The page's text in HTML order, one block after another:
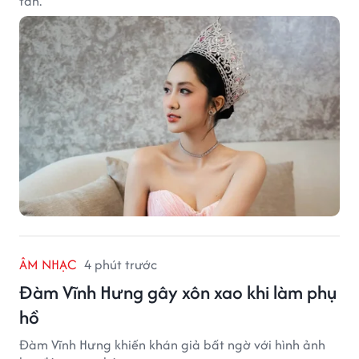
ÂM NHẠC 4 phút trước
Đàm Vĩnh Hưng gây xôn xao khi làm phụ
hồ
Đàm Vĩnh Hưng khiến khán giả bất ngờ với hình ảnh